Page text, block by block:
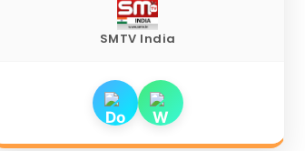
2026:
24 साल के कन्हैया वाधवान को कप्तानी, आयुष
✍️ Om Giri शेयर करें
SMTV India